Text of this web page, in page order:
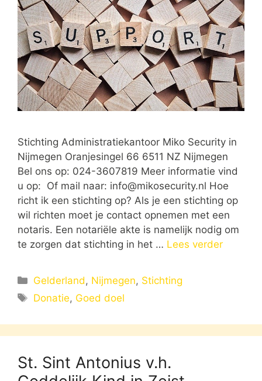
Stichting Administratiekantoor Miko Security in
Nijmegen Oranjesingel 66 6511 NZ Nijmegen
Bel ons op: 024-3607819 Meer informatie vind
u op: Of mail naar: info@mikosecurity.nl Hoe
richt ik een stichting op? Als je een stichting op
wil richten moet je contact opnemen met een
notaris. Een notariële akte is namelijk nodig om
te zorgen dat stichting in het … Lees verder
Categorieën
Gelderland , Nijmegen, Stichting
Tags
Donatie, Goed doel
St. Sint Antonius v.h.